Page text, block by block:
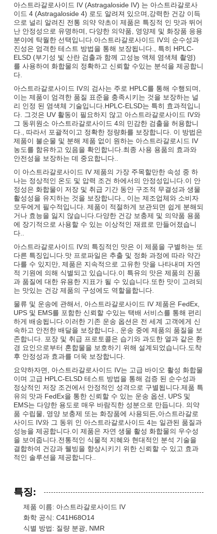
아스트라갈로사이드 IV (Astragaloside IV) 는 아스트라갈로사
이드 4 (Astragaloside 4) 로도 알려져 있으며,강력한 건강 이득
으로 널리 알려진 전통 의약 약초이 제품은 특징적 인 맛과 뛰어
난 안정성으로 유명하며, 다양한 의약품, 영양제 및 화장품 응용
분야에 탁월한 선택입니다.아스트라갈로사이드 IV의 순수성과
진성은 엄격한 테스트 방법을 통해 보장됩니다., 특히 HPLC-
ELSD (부기성 빛 산란 검출과 함께 고성능 액체 염색체 촬영)
를 사용하여 화합물의 정확하고 신뢰할 수있는 분석을 제공합니
다.
아스트라갈로사이드 IV의 검사는 주로 HPLC를 통해 수행되며,
이는 제품이 엄격한 품질 표준을 충족시키는 것을 보장하는 널
리 인정 된 염색체 기술입니다.HPLC-ELSD는 특히 효과적입니
다. 그것은 UV 활동이 필요하지 않고 아스트라갈로사이드 IV와
그 동위원소 아스트라갈로사이드 4의 민감한 검출을 허용합니
다., 따라서 포괄적이고 정확한 정량화를 보장합니다. 이 방법은
제품이 불순물 및 분해 제품 없이 원하는 아스트라갈로시드 IV
농도를 함유하고 있음을 확인합니다.최종 사용 용품의 효과와
안전성을 보장하는 데 중요합니다..
이 아스트라갈로사이드 IV 제품의 가장 주목할만한 속성 중 하
나는 정상적인 온도 및 압력 조건 하에서의 안정성입니다.이 안
정성은 화합물이 저장 및 취급 기간 동안 구조적 무결성과 생물
활성성을 유지하는 것을 보장합니다., 이는 제조업체와 소비자
모두에게 필수적입니다. 제품이 적절하게 보관되면 쉽게 분해되
거나 효능을 잃지 않습니다.다양한 건강 보충제 및 의약품 용품
에 장기적으로 사용할 수 있는 이상적인 재료로 만들어졌습니
다..
아스트라갈로사이드 IV의 특징적인 맛은 이 제품을 구별하는 또
다른 특징입니다.맛 프로파일은 추출 및 정화 과정에 따라 약간
다를 수 있지만, 제품은 지속적으로 고유한 맛을 나타내며 자연
적 기원에 의해 식별되고 있습니다.이 특유의 맛은 제품의 진품
과 품질에 대한 유용한 지표가 될 수 있습니다.또한 맛이 고려되
는 맛있는 건강 제품의 구성에도 역할을합니다.
물류 및 운송에 관해서, 아스트라갈로사이드 IV 제품은 FedEx,
UPS 및 EMS를 포함한 신뢰할 수있는 택배 서비스를 통해 편리
하게 배송됩니다.이러한 기존 운송 옵션은 전 세계 고객에게 신
속하고 안전한 배달을 보장합니다., 운송 중에 제품의 품질을 보
존합니다. 포장 및 취급 프로토콜은 습기와 과도한 열과 같은 환
경 요인으로부터 혼합물을 보호하기 위해 설계되었습니다.도착
후 안정성과 효과를 더욱 보장합니다.
요약하자면, 아스트라갈로사이드 IV는 고급 바이오 활성 화합물
이며 고급 HPLC-ELSD 테스트 방법을 통해 검증 된 순수성과
정상적인 저장 조건에서 안정적인 성격으로 구별됩니다.제품 특
유의 맛과 FedEx을 통한 신뢰할 수 있는 운송 옵션, UPS 및
EMS는 다양한 용도로 매우 바람직한 성분으로 만듭니다. 의약
품 수립물, 영양 보충제 또는 화장품에 사용되든,아스트라갈로
사이드 IV와 그 동위 인 아스트라갈로사이드 4는 일관된 품질과
성능을 제공합니다.이 제품은 자연 생물 활성 화합물의 우수성
을 보여줍니다.전통적인 식물적 지혜와 현대적인 분석 기술을
결합하여 건강과 웰빙을 향상시키기 위한 신뢰할 수 있고 효과
적인 솔루션을 제공합니다..
특징:
제품 이름: 아스트라갈로사이드 IV
화학 공식: C41H68O14
식별 방법: 질량 분광, NMR